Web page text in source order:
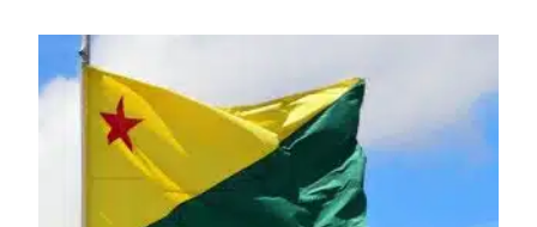
figura é facultativa e sujeita a uma escolha racional de
projeto a projeto.